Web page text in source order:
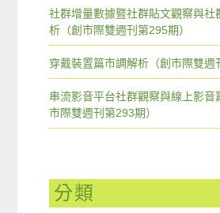
社群增量數據暨社群貼文觀察與社
析（創市際雙週刊第295期）
穿戴裝置篇市調解析（創市際雙週
串流影音平台社群觀察與線上影音
市際雙週刊第293期）
分類